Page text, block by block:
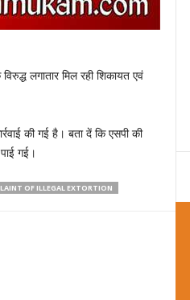
लगातार मिल रही शिकायत एवं
की गई है। बता दें कि एसपी की
गई।
OF ILLEGAL EXTORTION